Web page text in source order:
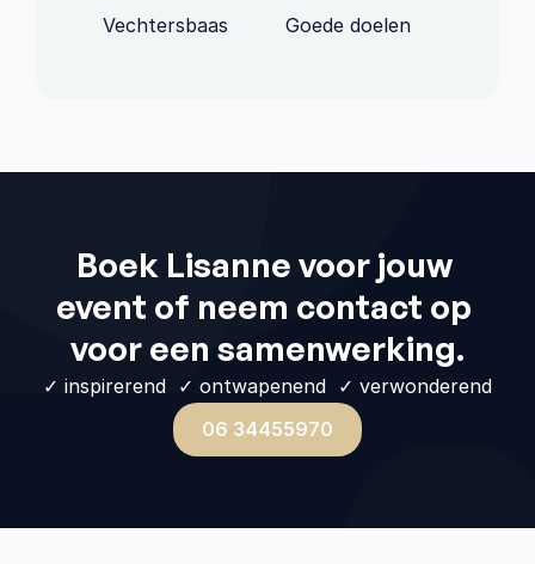
Vechtersbaas Goede doelen
Boek Lisanne voor jouw
event of neem contact op
voor een samenwerking.
✓ inspirerend  ✓ ontwapenend  ✓ verwonderend
06 34455970